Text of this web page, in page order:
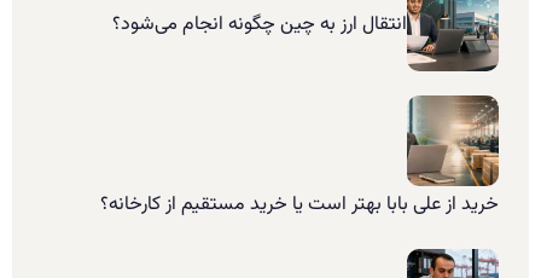
انتقال ارز به چین چگونه انجام می‌شود؟
خرید از علی بابا بهتر است یا خرید مستقیم از کارخانه؟